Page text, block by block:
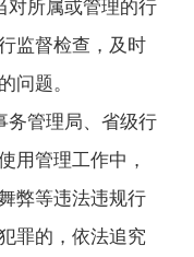
所属或管理的行
监督检查，及时
问题。
管理局、省级行
用管理工作中，
弊等违法违规行
罪的，依法追究